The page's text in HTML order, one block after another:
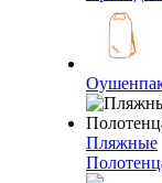
Пляжные